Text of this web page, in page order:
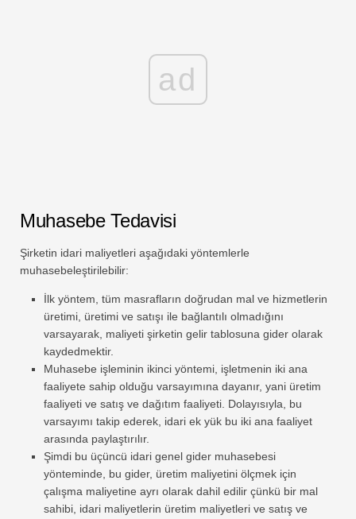
ad
Muhasebe Tedavisi
Şirketin idari maliyetleri aşağıdaki yöntemlerle
muhasebeleştirilebilir:
İlk yöntem, tüm masrafların doğrudan mal ve hizmetlerin
üretimi, üretimi ve satışı ile bağlantılı olmadığını
varsayarak, maliyeti şirketin gelir tablosuna gider olarak
kaydedmektir.
Muhasebe işleminin ikinci yöntemi, işletmenin iki ana
faaliyete sahip olduğu varsayımına dayanır, yani üretim
faaliyeti ve satış ve dağıtım faaliyeti. Dolayısıyla, bu
varsayımı takip ederek, idari ek yük bu iki ana faaliyet
arasında paylaştırılır.
Şimdi bu üçüncü idari genel gider muhasebesi
yönteminde, bu gider, üretim maliyetini ölçmek için
çalışma maliyetine ayrı olarak dahil edilir çünkü bir mal
sahibi, idari maliyetlerin üretim maliyetleri ve satış ve